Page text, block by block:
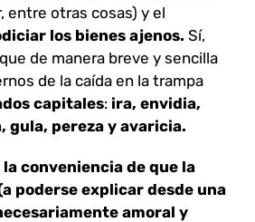
entre otras cosas) y el
los bienes ajenos. Sí,
de manera breve y sencilla
de la caída en la trampa
capitales: ira, envidia,
gula, pereza y avaricia.
la conveniencia de que la
poderse explicar desde una
amoral y